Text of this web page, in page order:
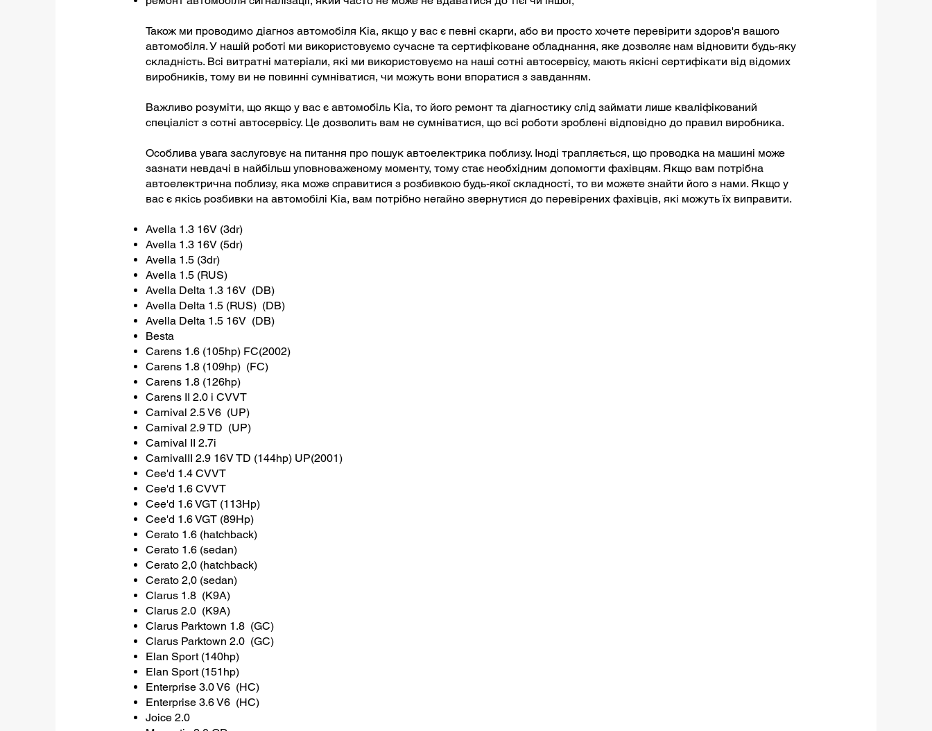
Також ми проводимо діагноз автомобіля Kia, якщо у вас є певні скарги, або ви просто хочете перевірити здоров'я вашого
автомобіля. У нашій роботі ми використовуємо сучасне та сертифіковане обладнання, яке дозволяє нам відновити будь-яку
складність. Всі витратні матеріали, які ми використовуємо на наші сотні автосервісу, мають якісні сертифікати від відомих
виробників, тому ви не повинні сумніватися, чи можуть вони впоратися з завданням.
Важливо розуміти, що якщо у вас є автомобіль Kia, то його ремонт та діагностику слід займати лише кваліфікований
спеціаліст з сотні автосервісу. Це дозволить вам не сумніватися, що всі роботи зроблені відповідно до правил виробника.
Особлива увага заслуговує на питання про пошук автоелектрика поблизу. Іноді трапляється, що проводка на машині може
зазнати невдачі в найбільш уповноваженому моменту, тому стає необхідним допомогти фахівцям. Якщо вам потрібна
автоелектрична поблизу, яка може справитися з розбивкою будь-якої складності, то ви можете знайти його з нами. Якщо у
вас є якісь розбивки на автомобілі Kia, вам потрібно негайно звернутися до перевірених фахівців, які можуть їх виправити.
Avella 1.3 16V (3dr)
Avella 1.3 16V (5dr)
Avella 1.5 (3dr)
Avella 1.5 (RUS)
Avella Delta 1.3 16V (DB)
Avella Delta 1.5 (RUS) (DB)
Avella Delta 1.5 16V (DB)
Besta
Carens 1.6 (105hp) FC(2002)
Carens 1.8 (109hp) (FC)
Carens 1.8 (126hp)
Carens II 2.0 i CVVT
Carnival 2.5 V6 (UP)
Carnival 2.9 TD (UP)
Carnival II 2.7i
CarnivalII 2.9 16V TD (144hp) UP(2001)
Cee'd 1.4 CVVT
Cee'd 1.6 CVVT
Cee'd 1.6 VGT (113Hp)
Cee'd 1.6 VGT (89Hp)
Cerato 1.6 (hatchback)
Cerato 1.6 (sedan)
Cerato 2,0 (hatchback)
Cerato 2,0 (sedan)
Clarus 1.8 (K9A)
Clarus 2.0 (K9A)
Clarus Parktown 1.8 (GC)
Clarus Parktown 2.0 (GC)
Elan Sport (140hp)
Elan Sport (151hp)
Enterprise 3.0 V6 (HC)
Enterprise 3.6 V6 (HC)
Joice 2.0